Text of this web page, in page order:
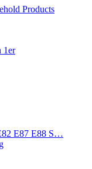
Products
1er
E87 E88 S…